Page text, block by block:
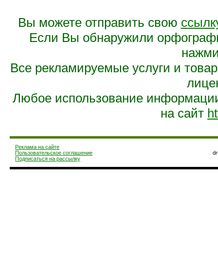
Вы можете отправить свою
Если Вы обнаружили
Все рекламируемые услуги и
Любое использование
на сайт
Реклама на сайте
Пользовательское соглашение
Подписаться на рассылку